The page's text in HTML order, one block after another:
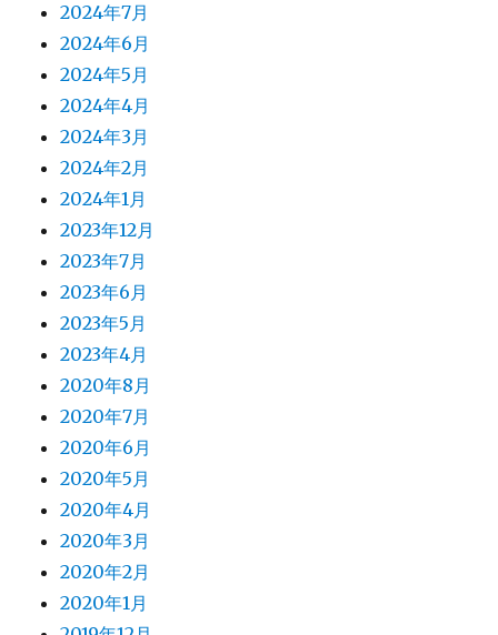
2024年7月
2024年6月
2024年5月
2024年4月
2024年3月
2024年2月
2024年1月
2023年12月
2023年7月
2023年6月
2023年5月
2023年4月
2020年8月
2020年7月
2020年6月
2020年5月
2020年4月
2020年3月
2020年2月
2020年1月